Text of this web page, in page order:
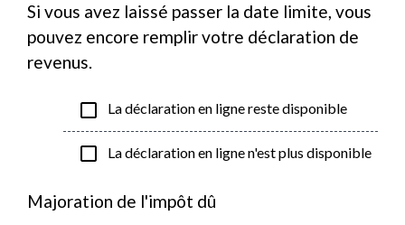
Si vous avez laissé passer la date limite, vous
pouvez encore remplir votre déclaration de
revenus.
check_box_outline_blank La déclaration en ligne reste disponible
check_box_outline_blank La déclaration en ligne n'est plus disponible
Majoration de l'impôt dû